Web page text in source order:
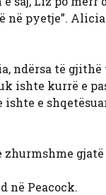
pyetje”.
ndërsa të
ishte kurrë e
e
në Peacock.